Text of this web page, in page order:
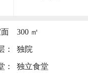
300 ㎡
： 独院
独立食堂